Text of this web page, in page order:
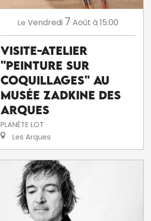
Le Vendredi 7 Août à 15:00
Visite-atelier
"Peinture sur
coquillages" au
musée Zadkine des
Arques
PLANÈTE LOT
Les Arques